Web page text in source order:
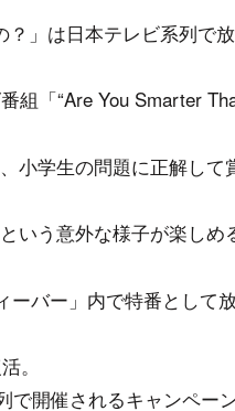
」は日本テレビ系列で
「“Are You Smarter
小学生の問題に正解し
いう意外な様子が楽しめ
バー」内で特番として放
。
で開催されるキャンペー